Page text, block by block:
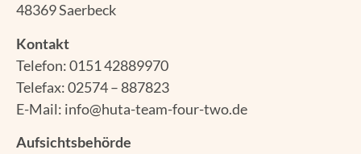
48369 Saerbeck
Kontakt
Telefon: 0151 42889970
Telefax: 02574 – 887823
E-Mail: info@huta-team-four-two.de
Aufsichtsbehörde